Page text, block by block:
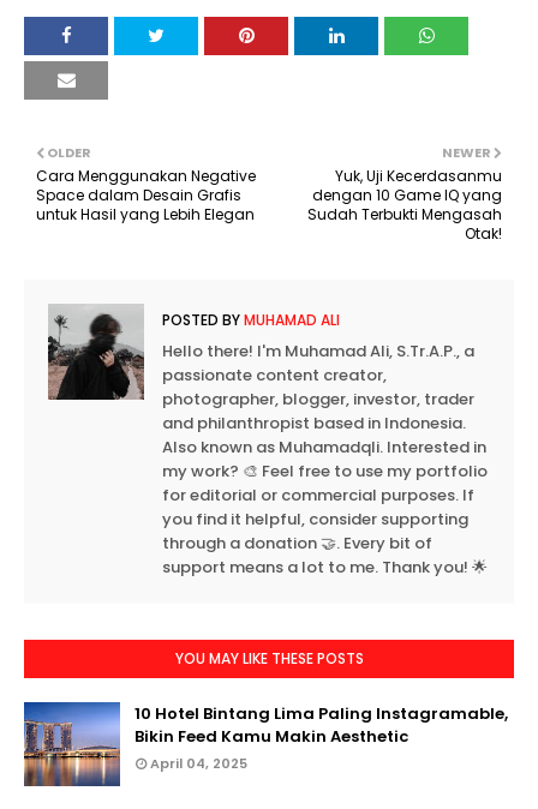
NEWER
Yuk, Uji Kecerdasanmu
dengan 10 Game IQ yang
Sudah Terbukti Mengasah
Otak!
OLDER
Cara Menggunakan Negative
Space dalam Desain Grafis
untuk Hasil yang Lebih Elegan
POSTED BYMUHAMAD ALI
Hello there! I'm Muhamad Ali, S.Tr.A.P., a
passionate content creator,
photographer, blogger, investor, trader
and philanthropist based in Indonesia.
Also known as Muhamadqli. Interested in
my work? 🎨 Feel free to use my portfolio
for editorial or commercial purposes. If
you find it helpful, consider supporting
through a donation 🤝. Every bit of
support means a lot to me. Thank you! 🌟
YOU MAY LIKE THESE POSTS
10 Hotel Bintang Lima Paling Instagramable,
Bikin Feed Kamu Makin Aesthetic
April 04, 2025